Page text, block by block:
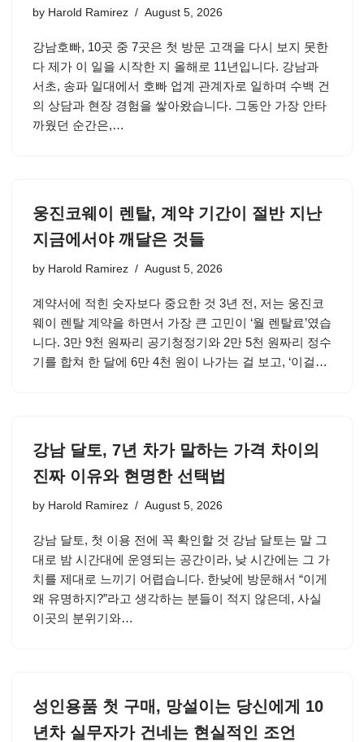
by Harold Ramirez August 5, 2026
강남호빠, 10곳 중 7곳은 첫 방문 고객을 다시 보지 못한
다 제가 이 일을 시작한 지 올해로 11년입니다. 강남과
서초, 송파 일대에서 호빠 업계 관계자로 일하며 수백 건
의 상담과 현장 경험을 쌓아왔습니다. 그동안 가장 안타
까웠던 순간은,…
웅진코웨이 렌탈, 계약 기간이 절반 지난
지금에서야 깨달은 것들
by Harold Ramirez August 5, 2026
계약서에 적힌 숫자보다 중요한 것 3년 전, 저는 웅진코
웨이 렌탈 계약을 하면서 가장 큰 고민이 ‘월 렌탈료’였습
니다. 3만 9천 원짜리 공기청정기와 2만 5천 원짜리 정수
기를 합쳐 한 달에 6만 4천 원이 나가는 걸 보고, ‘이걸…
강남 달토, 7년 차가 말하는 가격 차이의
진짜 이유와 현명한 선택법
by Harold Ramirez August 5, 2026
강남 달토, 첫 이용 전에 꼭 확인할 것 강남 달토는 말 그
대로 밤 시간대에 운영되는 공간이라, 낮 시간에는 그 가
치를 제대로 느끼기 어렵습니다. 한낮에 방문해서 “이게
왜 유명하지?”라고 생각하는 분들이 적지 않은데, 사실
이곳의 분위기와…
성인용품 첫 구매, 망설이는 당신에게 10
년차 실무자가 건네는 현실적인 조언